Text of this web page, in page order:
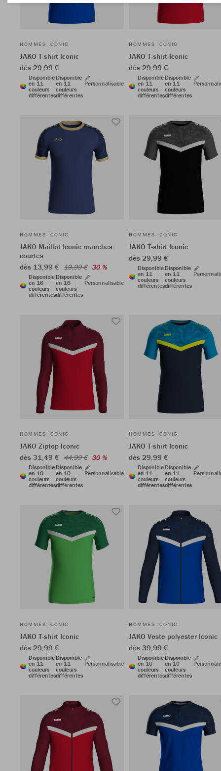
HOMMES ICONIC
JAKO T-shirt Iconic
dès 29,99 €
Disponible
en 11
couleurs
différentes
Disponible
en 11
couleurs
différentes
Personnalisable
HOMMES ICONIC
JAKO T-shirt Iconic
dès 29,99 €
Disponible
en 11
couleurs
différentes
Disponible
en 11
couleurs
différentes
HOMMES ICONIC
JAKO Maillot Iconic manches
courtes
dès 13,99 € 19,99 € 30 %
Disponible
en 16
couleurs
différentes
Disponible
en 16
couleurs
différentes
Personnalisable
HOMMES ICONIC
JAKO T-shirt Iconic
dès 29,99 €
Disponible
en 11
couleurs
différentes
Disponible
en 11
couleurs
différentes
HOMMES ICONIC
JAKO Ziptop Iconic
dès 31,49 € 44,99 € 30 %
Disponible
en 10
couleurs
différentes
Disponible
en 10
couleurs
différentes
Personnalisable
HOMMES ICONIC
JAKO T-shirt Iconic
dès 29,99 €
Disponible
en 11
couleurs
différentes
Disponible
en 11
couleurs
différentes
HOMMES ICONIC
JAKO T-shirt Iconic
dès 29,99 €
Disponible
en 11
couleurs
différentes
Disponible
en 11
couleurs
différentes
Personnalisable
HOMMES ICONIC
JAKO Veste polyester Iconic
dès 39,99 €
Disponible
en 10
couleurs
différentes
Disponible
en 10
couleurs
différentes